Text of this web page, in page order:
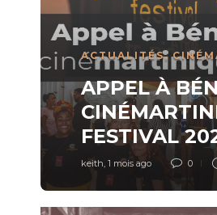
ACTUALITÉS,
APPEL À
FESTIVAL
keith, 1 mois ago 0